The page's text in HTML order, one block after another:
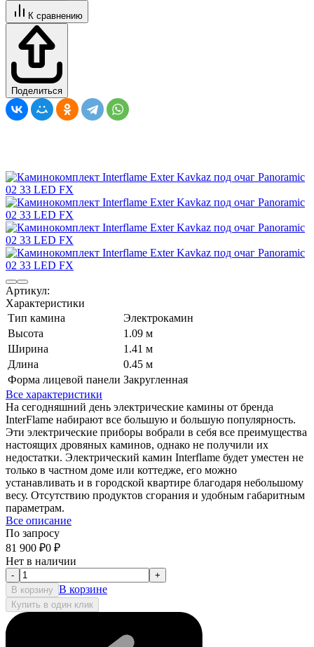
К сравнению
Поделиться
Артикул:
Характеристики
Тип камина
Электрокамин
Высота
1.09 м
Ширина
1.41 м
Длина
0.45 м
Форма лицевой панели Закругленная
Все характеристики
На сегодняшний день электрические камины от бренда
InterFlame набирают все большую и большую популярность.
Эти электрические приборы вобрали в себя все преимущества
настоящих дровяных каминов, однако не получили их
недостатки. Электрический камин Interflame будет уместен не
только в частном доме или коттедже, его можно
устанавливать и в городской квартире благодаря небольшому
весу. Отсутствию продуктов сгорания и удобным габаритным
параметрам.
Все описание
По запросу
81 900 ₽0 ₽
Нет в наличии
-
+
В корзину В корзине
Купить в один клик